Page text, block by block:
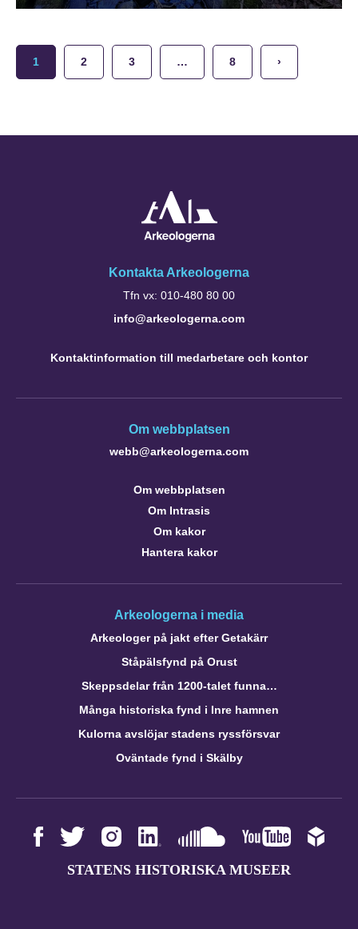
1 2 3 … 8 ›
Kontakta Arkeologerna
Tfn vx: 010-480 80 00
info@arkeologerna.com
Kontaktinformation till medarbetare och kontor
Om webbplatsen
webb@arkeologerna.com
Om webbplatsen
Om Intrasis
Om kakor
Hantera kakor
Arkeologerna i media
Arkeologer på jakt efter Getakärr
Ståpälsfynd på Orust
Skeppsdelar från 1200-talet funna…
Många historiska fynd i Inre hamnen
Kulorna avslöjar stadens ryssförsvar
Oväntade fynd i Skälby
STATENS HISTORISKA MUSEER